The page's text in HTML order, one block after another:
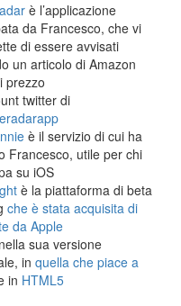
è l’applicazione
da Francesco, che vi
di essere avvisati
un articolo di Amazon
prezzo
twitter di
è il servizio di cui ha
Francesco, utile per chi
su iOS
è la piattaforma di beta
che è stata acquisita di
da Apple
nella sua versione
inquella che piace a
in HTML5